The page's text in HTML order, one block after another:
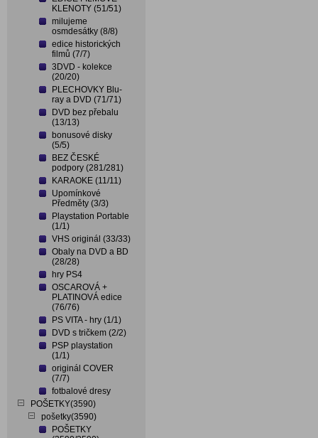
KLENOTY (51/51)
milujeme
osmdesátky (8/8)
edice historických
filmů (7/7)
3DVD - kolekce
(20/20)
PLECHOVKY Blu-
ray a DVD (71/71)
DVD bez přebalu
(13/13)
bonusové disky
(5/5)
BEZ ČESKÉ
podpory (281/281)
KARAOKE (11/11)
Upomínkové
Předměty (3/3)
Playstation Portable
(1/1)
VHS originál (33/33)
Obaly na DVD a BD
(28/28)
hry PS4
OSCAROVÁ +
PLATINOVÁ edice
(76/76)
PS VITA - hry (1/1)
DVD s tričkem (2/2)
PSP playstation
(1/1)
originál COVER
(7/7)
fotbalové dresy
POŠETKY(3590)
pošetky(3590)
POŠETKY